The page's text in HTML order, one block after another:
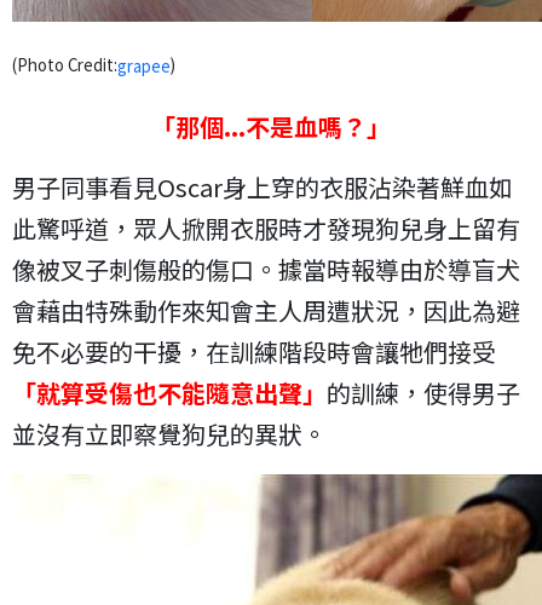
(Photo Credit:grapee)
「那個...不是血嗎？」
男子同事看見Oscar身上穿的衣服沾染著鮮血如
此驚呼道，眾人掀開衣服時才發現狗兒身上留有
像被叉子刺傷般的傷口。據當時報導由於導盲犬
會藉由特殊動作來知會主人周遭狀況，因此為避
免不必要的干擾，在訓練階段時會讓牠們接受
「就算受傷也不能隨意出聲」 的訓練，使得男子
並沒有立即察覺狗兒的異狀。